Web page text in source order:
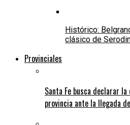
Histórico:
clásico de
Provinciales
Santa Fe busca declarar
provincia ante la llegada